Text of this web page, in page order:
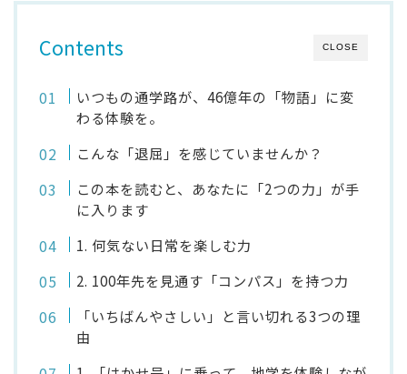
CLOSE
Contents
いつもの通学路が、46億年の「物語」に変
わる体験を。
こんな「退屈」を感じていませんか？
この本を読むと、あなたに「2つの力」が手
に入ります
1. 何気ない日常を楽しむ力
2. 100年先を見通す「コンパス」を持つ力
「いちばんやさしい」と言い切れる3つの理
由